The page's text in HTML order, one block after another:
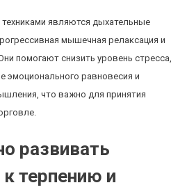
являются дыхательные
мышечная релаксация и
помогают снизить уровень стресса,
эмоционального равновесия и
что важно для принятия
развивать
терпению и